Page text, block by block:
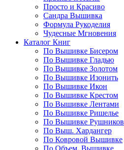
Просто и Красиво
Сандра Вышивка
Формула Рукоделия
Чудесные Мгновения
Каталог Книг
По Вышивке Бисером
По Вышивке Гладью
По Вышивке Золотом
По Вышивке Изонить
По Вышивке Икон
По Вышивке Крестом
По Вышивке Лентами
По Вышивке Ришелье
По Вышивке Рушников
По Выш. Хардангер
По Ковровой Вышивке
По Объем. Вышивке